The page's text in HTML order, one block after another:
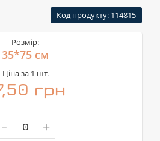
Код продукту: 114815
Розмір:
35*75 см
Ціна за 1 шт.
грн
- +